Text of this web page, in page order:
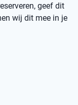
geef dit
wij dit mee in je